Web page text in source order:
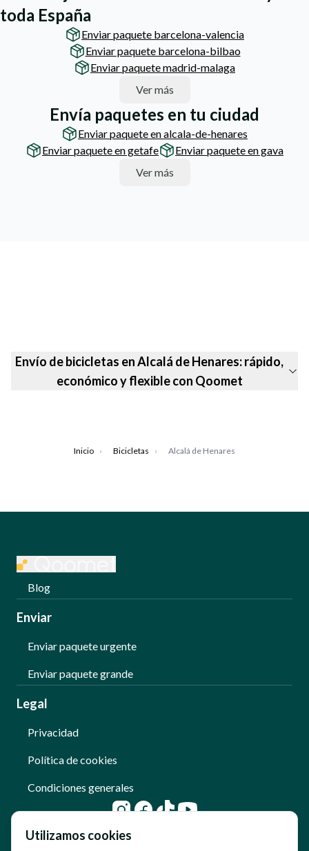
toda España
Enviar paquete barcelona-valencia
Enviar paquete barcelona-bilbao
Enviar paquete madrid-malaga
Ver más
Envía paquetes en tu ciudad
Enviar paquete en alcala-de-henares
Enviar paquete en getafe
Enviar paquete en gava
Ver más
Envío de bicicletas en Alcalá de Henares: rápido,
económico y flexible con Qoomet
Inicio › Bicicletas › Alcalá de Henares
Blog
Enviar
Enviar paquete urgente
Enviar paquete grande
Legal
Privacidad
Política de cookies
Condiciones generales
Utilizamos cookies